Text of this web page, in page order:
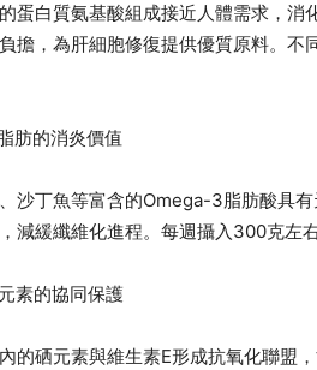
蛋白質氨基酸組成接近人體需求，
擔，為肝細胞修復提供優質原料。
肪的消炎價值
沙丁魚等富含的Omega-3脂肪酸具
減緩纖維化進程。每週攝入300克左
素的協同保護
的硒元素與維生素E形成抗氧化聯盟